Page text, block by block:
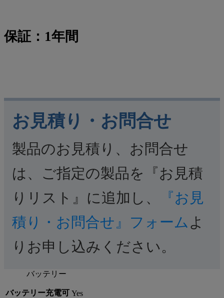
保証：1年間
お見積り・お問合せ
製品のお見積り、お問合せ
は、ご指定の製品を『お見積
りリスト』に追加し、
『お見
積り・お問合せ』フォーム よ
りお申し込みください。
バッテリー
バッテリー充電可 Yes